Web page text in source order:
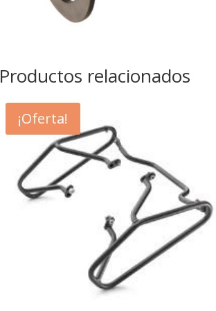
Productos relacionados
¡Oferta!